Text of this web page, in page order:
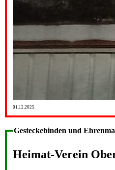
01.12.2025
Gesteckebinden und
Heimat-Verein